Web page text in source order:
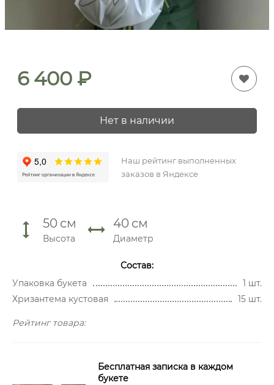
6 400 ₽
Нет в наличии
Наш рейтинг выполненных
заказов в Яндексе
50 см
Высота
40 см
Диаметр
Состав:
Упаковка букета
1 шт.
Хризантема кустовая
15 шт.
Рейтинг товара:
Бесплатная записка в каждом
букете